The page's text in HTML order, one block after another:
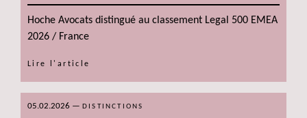
Hoche Avocats distingué au classement Legal 500 EMEA
2026 / France
Lire l'article
05.02.2026 — DISTINCTIONS